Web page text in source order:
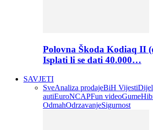
Polovna Škoda Kodiaq II
Isplati li se dati 40.000…
SAVJETI
SveAnaliza prodajeBiH Vijesti
autiEuroNCAPFun videoGume
OdmahOdrzavanjeSigurnost